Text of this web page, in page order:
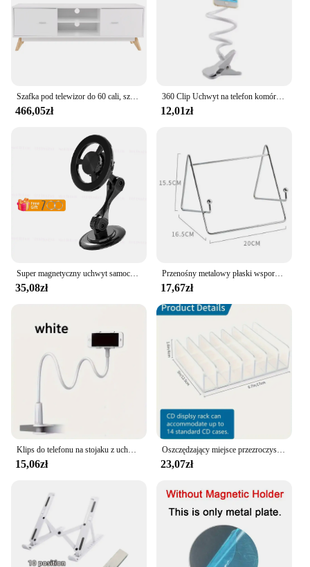
466,05zł
360 Clip Uchwyt na telefon komórkowy Stojak Przenośny Elastyczny Leniwy Łóżko Uchwyt na biurko Smartfony Stojak na biurko Podstawa 70 cm
12,01zł
35,08zł
Przenośny metalowy płaski wspornik Nowy srebrny kreatywny stojak do czytania książek Podpórka na telefon komórkowy Ins Style Podpórka na biurko
17,67zł
Klips do telefonu na stojaku z uchwytem Elastyczne długie ramię Leniwy uchwyt na gęsiej szyi Zacisk do iPhone'a 15 Pro Max Akcesoria Nowość
15,06zł
Oszczędzający miejsce przezroczysty organizer DVD/CD - łatwy w obsłudze stojak do przechowywania rozrywki w biurze domowym, idealny prezent na Boże Narodzenie
23,07zł